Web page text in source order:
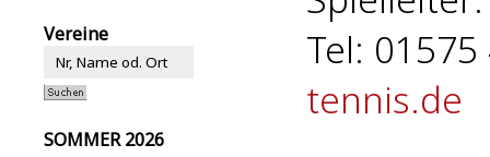
Vereine
SOMMER 2026
Tel:
tennis.de